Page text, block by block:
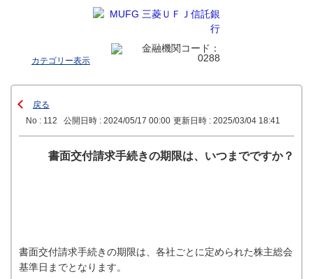
カテゴリー表示
戻る
No : 112
公開日時 : 2024/05/17 00:00 更新日時 : 2025/03/04 18:41
書面交付請求手続きの期限は、いつまでですか？
書面交付請求手続きの期限は、各社ごとに定められた株主総会
基準日までとなります。